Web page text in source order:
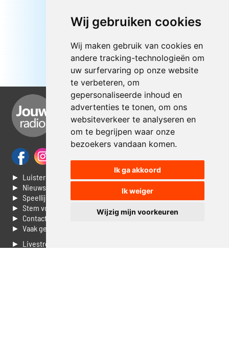
Wij gebruiken cookies
Wij maken gebruik van cookies en
andere tracking-technologieën om
uw surfervaring op onze website
te verbeteren, om
gepersonaliseerde inhoud en
advertenties te tonen, om ons
websiteverkeer te analyseren en
om te begrijpen waar onze
bezoekers vandaan komen.
Ik ga akkoord
Ik weiger
Wijzig mijn voorkeuren
► Luisteren naar Jouwradio
► Nieuws
► Speellijst
► Stem voor de Dag top 3
► Contacteer ons
► Vaak gestelde vragen
► Livestream informatie